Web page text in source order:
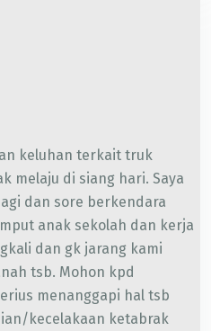
keluhan terkait truk
melaju di siang hari. Saya
dan sore berkendara
anak sekolah dan kerja
dan gk jarang kami
tsb. Mohon kpd
menanggapi hal tsb
kecelakaan ketabrak